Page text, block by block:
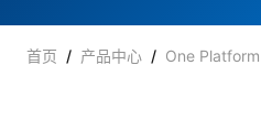
首页 / 产品中心 / One Platform